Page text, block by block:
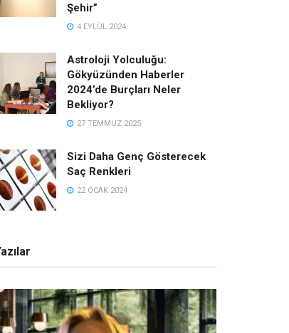
Şehir”
4 EYLÜL 2024
Astroloji Yolculuğu:
Gökyüzünden Haberler
2024’de Burçları Neler
Bekliyor?
27 TEMMUZ 2025
Sizi Daha Genç Gösterecek
Saç Renkleri
22 OCAK 2024